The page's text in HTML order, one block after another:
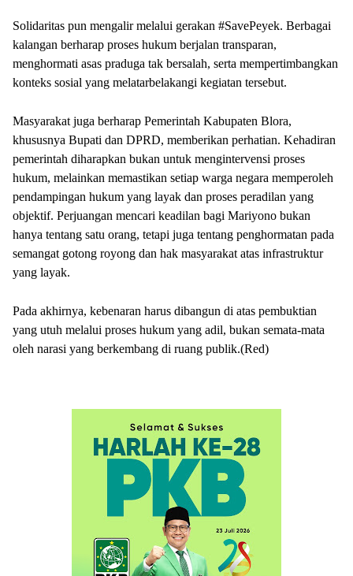
Solidaritas pun mengalir melalui gerakan #SavePeyek. Berbagai
kalangan berharap proses hukum berjalan transparan,
menghormati asas praduga tak bersalah, serta mempertimbangkan
konteks sosial yang melatarbelakangi kegiatan tersebut.
Masyarakat juga berharap Pemerintah Kabupaten Blora,
khususnya Bupati dan DPRD, memberikan perhatian. Kehadiran
pemerintah diharapkan bukan untuk mengintervensi proses
hukum, melainkan memastikan setiap warga negara memperoleh
pendampingan hukum yang layak dan proses peradilan yang
objektif. Perjuangan mencari keadilan bagi Mariyono bukan
hanya tentang satu orang, tetapi juga tentang penghormatan pada
semangat gotong royong dan hak masyarakat atas infrastruktur
yang layak.
Pada akhirnya, kebenaran harus dibangun di atas pembuktian
yang utuh melalui proses hukum yang adil, bukan semata-mata
oleh narasi yang berkembang di ruang publik.(Red)